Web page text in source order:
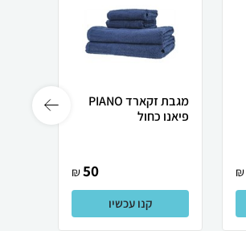
₪
מגבת זקארד PIANO
פיאנו כחול
50
₪
קנו עכשיו